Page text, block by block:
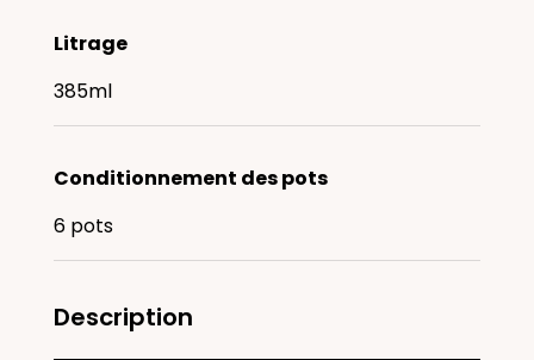
Litrage
385ml
Conditionnement des pots
6 pots
Description